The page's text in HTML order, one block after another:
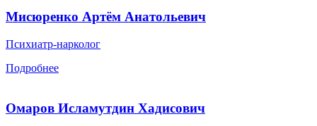
Мисюренко Артём Анатольевич
Психиатр-нарколог
Подробнее
Омаров Исламутдин Хадисович